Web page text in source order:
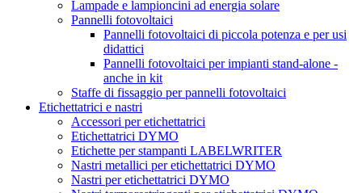
Lampade e lampioncini ad energia solare
Pannelli fotovoltaici
Pannelli fotovoltaici di piccola potenza e per usi
didattici
Pannelli fotovoltaici per impianti stand-alone -
anche in kit
Staffe di fissaggio per pannelli fotovoltaici
Etichettatrici e nastri
Accessori per etichettatrici
Etichettatrici DYMO
Etichette per stampanti LABELWRITER
Nastri metallici per etichettatrici DYMO
Nastri per etichettatrici DYMO